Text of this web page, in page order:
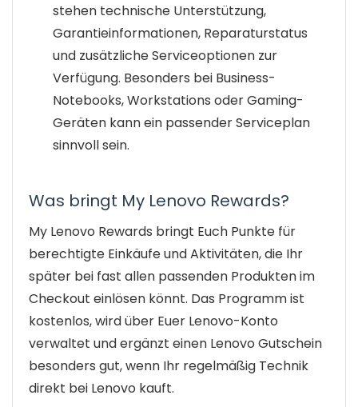
stehen technische Unterstützung,
Garantieinformationen, Reparaturstatus
und zusätzliche Serviceoptionen zur
Verfügung. Besonders bei Business-
Notebooks, Workstations oder Gaming-
Geräten kann ein passender Serviceplan
sinnvoll sein.
Was bringt My Lenovo Rewards?
My Lenovo Rewards bringt Euch Punkte für
berechtigte Einkäufe und Aktivitäten, die Ihr
später bei fast allen passenden Produkten im
Checkout einlösen könnt. Das Programm ist
kostenlos, wird über Euer Lenovo-Konto
verwaltet und ergänzt einen Lenovo Gutschein
besonders gut, wenn Ihr regelmäßig Technik
direkt bei Lenovo kauft.